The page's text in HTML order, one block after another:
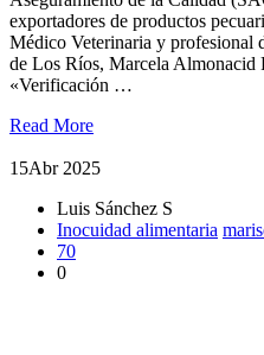
exportadores de productos
Médico Veterinaria y profesional
de Los Ríos, Marcela Almonacid
«Verificación …
Read More
15Abr 2025
Luis Sánchez S
Inocuidad alimentaria
70
0